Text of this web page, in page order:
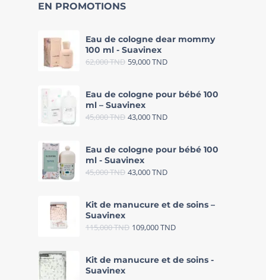
EN PROMOTIONS
Eau de cologne dear mommy
100 ml - Suavinex
62,000TND 59,000TND
Eau de cologne pour bébé 100
ml – Suavinex
45,000TND 43,000TND
Eau de cologne pour bébé 100
ml - Suavinex
45,000TND 43,000TND
Kit de manucure et de soins –
Suavinex
115,000TND 109,000TND
Kit de manucure et de soins -
Suavinex